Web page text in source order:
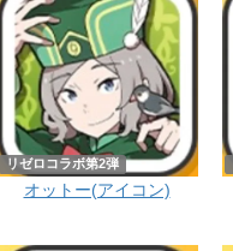
リゼロコラボ第2弾
オットー(アイコン)